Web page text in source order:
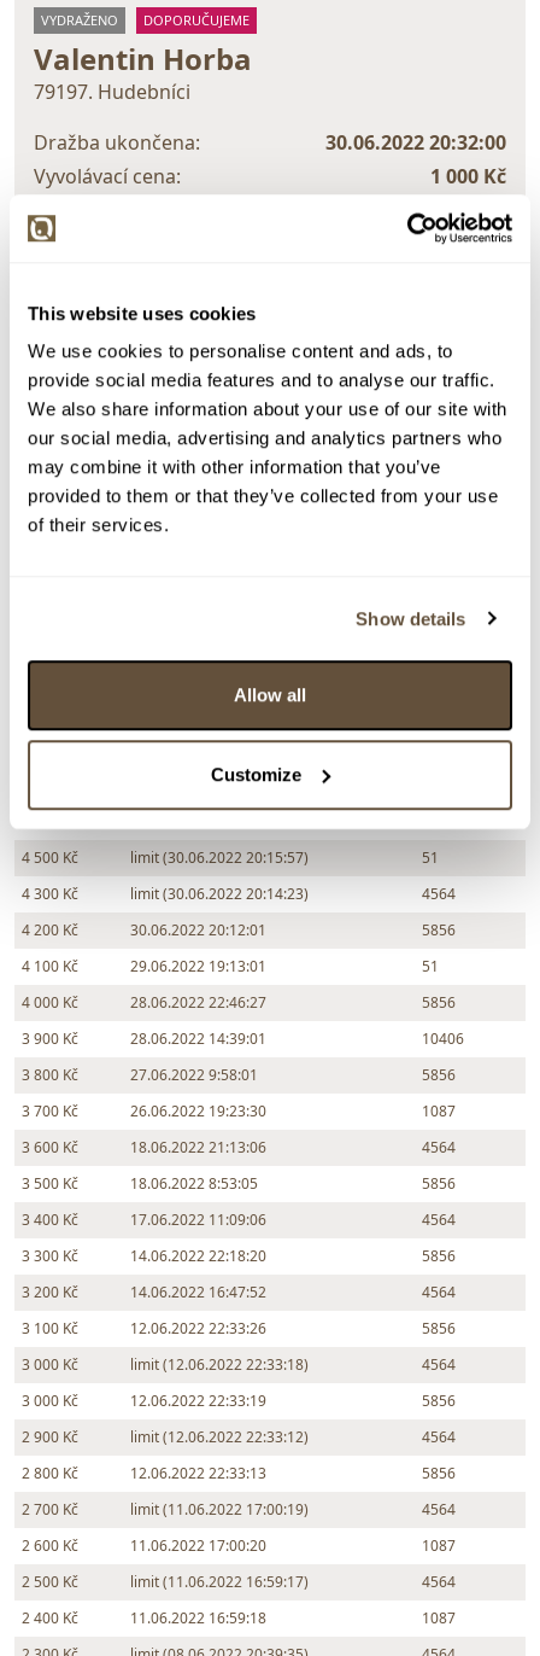
This website uses cookies
We use cookies to personalise content and ads, to
provide social media features and to analyse our traffic.
We also share information about your use of our site with
our social media, advertising and analytics partners who
may combine it with other information that you’ve
provided to them or that they’ve collected from your use
of their services.
Show details
Allow all
Customize
VYDRAŽENO DOPORUČUJEME
Valentin Horba
79197. Hudebníci
Dražba ukončena:
30.06.2022 20:32:00
Vyvolávací cena:
1 000 Kč
vydraženo za:
7 000 Kč
Chcete prodat obraz od stejného autora?
> Zobrazit informaci jak prodat obraz v aukci
Částka Přihozeno
Přihodil
7 000 Kč
30.06.2022 20:29:11
4 800 Kč
limit (30.06.2022 20:16:03)
4564
30.06.2022 20:16:04
4 500 Kč
limit (30.06.2022 20:15:57)
51
4 300 Kč
limit (30.06.2022 20:14:23)
4564
4 200 Kč
30.06.2022 20:12:01
5856
4 100 Kč
29.06.2022 19:13:01
51
4 000 Kč
28.06.2022 22:46:27
5856
3 900 Kč
28.06.2022 14:39:01
10406
3 800 Kč
27.06.2022 9:58:01
5856
3 700 Kč
26.06.2022 19:23:30
1087
3 600 Kč
18.06.2022 21:13:06
4564
3 500 Kč
18.06.2022 8:53:05
5856
3 400 Kč
17.06.2022 11:09:06
4564
3 300 Kč
14.06.2022 22:18:20
5856
3 200 Kč
14.06.2022 16:47:52
4564
3 100 Kč
12.06.2022 22:33:26
5856
3 000 Kč
limit (12.06.2022 22:33:18)
4564
3 000 Kč
12.06.2022 22:33:19
5856
2 900 Kč
limit (12.06.2022 22:33:12)
4564
2 800 Kč
12.06.2022 22:33:13
5856
2 700 Kč
limit (11.06.2022 17:00:19)
4564
2 600 Kč
11.06.2022 17:00:20
1087
2 500 Kč
limit (11.06.2022 16:59:17)
4564
2 400 Kč
11.06.2022 16:59:18
1087